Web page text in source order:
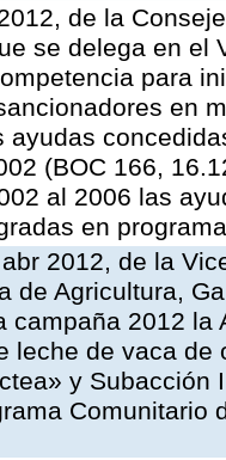
de la
se delega en el
para
en
ayudas
(BOC 166,
al 2006 las
en
2012, de la
de Agricultura,
campaña 2012
leche de vaca
y Subacción
Comunitario